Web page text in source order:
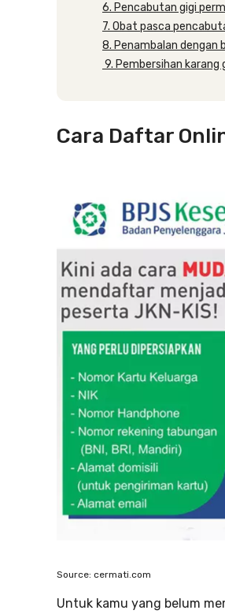
6. Pencabutan gigi
7. Obat pasca
8. Penambalan dengan
9. Pembersihan karang
Cara Daftar
Source: cermati.com
Untuk kamu yang belum